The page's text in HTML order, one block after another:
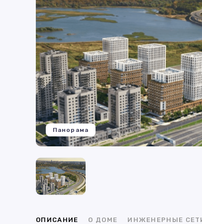
Панорама
ОПИСАНИЕ О ДОМЕ ИНЖЕНЕРНЫЕ